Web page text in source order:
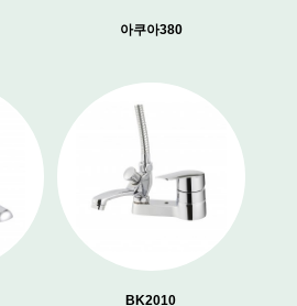
아쿠아380
BK2010